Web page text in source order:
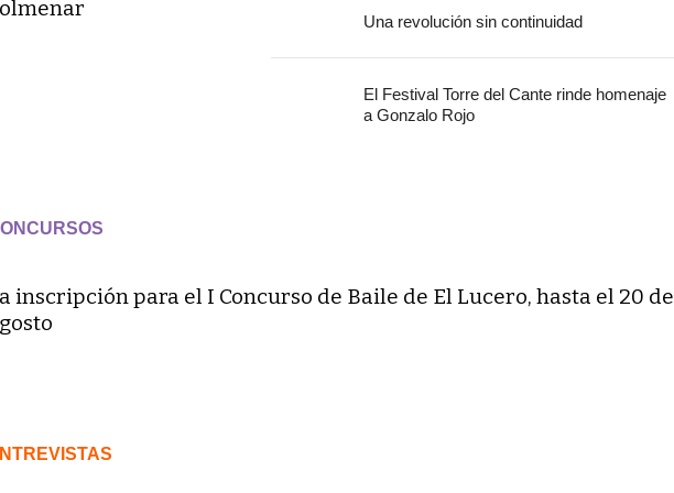
Una revolución sin continuidad
El Festival Torre del Cante rinde homenaje
a Gonzalo Rojo
inscripción para el I Concurso de Baile de El Lucero, hasta el 20 de